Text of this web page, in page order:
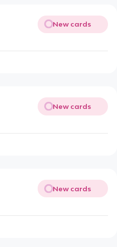
New cards
New cards
New cards